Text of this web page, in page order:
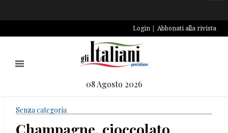
Login Abbonati alla rivista
08 Agosto 2026
Senza categoria
Champagne, cioccolato